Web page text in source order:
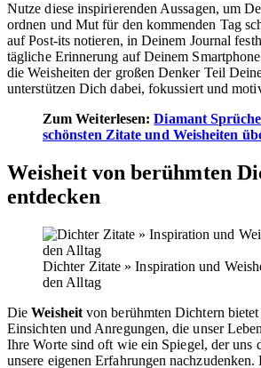
Nutze diese inspirierenden Aussagen, um
ordnen und Mut für den kommenden Tag
auf Post-its notieren, in Deinem Journal
tägliche Erinnerung auf Deinem
die Weisheiten der großen Denker Teil
unterstützen Dich dabei, fokussiert und
Zum Weiterlesen:Diamant
schönsten Zitate und Weisheiten
Weisheit von berühmten
entdecken
Dichter Zitate » Inspiration und
den Alltag
DieWeisheitvon berühmten Dichtern
Einsichten und Anregungen, die unser
Ihre Worte sind oft wie ein Spiegel, der uns
unsere eigenen Erfahrungen